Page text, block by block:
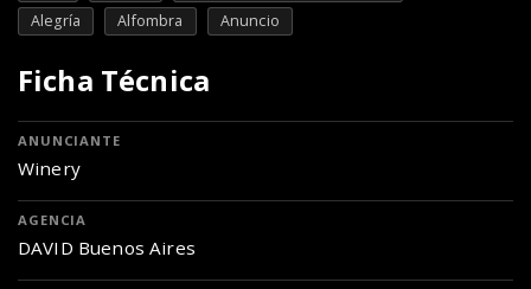
Alegría
Alfombra Anuncio
Ficha Técnica
ANUNCIANTE
Winery
AGENCIA
DAVID Buenos Aires